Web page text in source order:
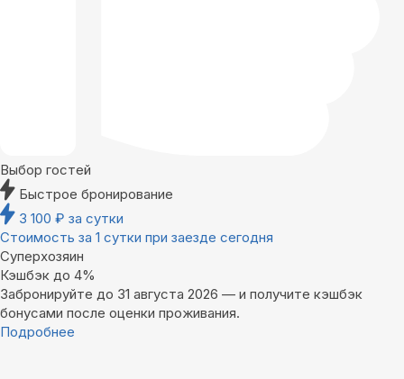
Выбор гостей
Быстрое бронирование
3 100 ₽ за сутки
Стоимость за 1 сутки при заезде сегодня
Суперхозяин
Кэшбэк до 4%
Забронируйте до 31 августа 2026 — и получите кэшбэк
бонусами после оценки проживания.
Подробнее